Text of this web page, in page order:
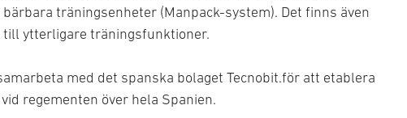
träningsenheter (Manpack-system). Det finns även
till ytterligare träningsfunktioner.
med det spanska bolaget Tecnobit.för att etablera
regementen över hela Spanien.